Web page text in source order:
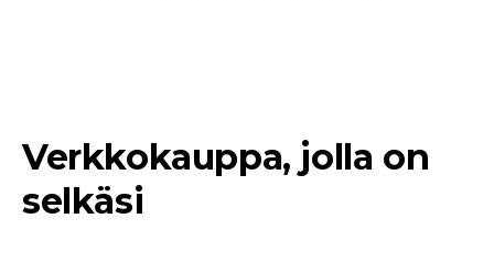
Verkkokauppa, jolla on
selkäsi